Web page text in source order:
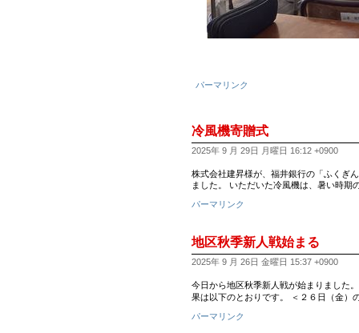
パーマリンク
冷風機寄贈式
2025年 9 月 29日 月曜日 16:12 +0900
株式会社建昇様が、福井銀行の「ふくぎ
ました。 いただいた冷風機は、暑い時期
パーマリンク
地区秋季新人戦始まる
2025年 9 月 26日 金曜日 15:37 +0900
今日から地区秋季新人戦が始まりました
果は以下のとおりです。 ＜２６日（金）
パーマリンク